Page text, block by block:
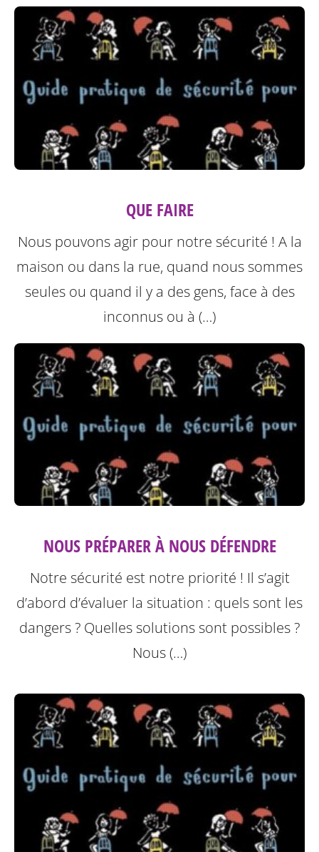
QUE FAIRE
Nous pouvons agir pour notre sécurité ! A la
maison ou dans la rue, quand nous sommes
seules ou quand il y a des gens, face à des
inconnus ou à (…)
NOUS PRÉPARER À NOUS DÉFENDRE
Notre sécurité est notre priorité ! Il s’agit
d’abord d’évaluer la situation : quels sont les
dangers ? Quelles solutions sont possibles ?
Nous (…)